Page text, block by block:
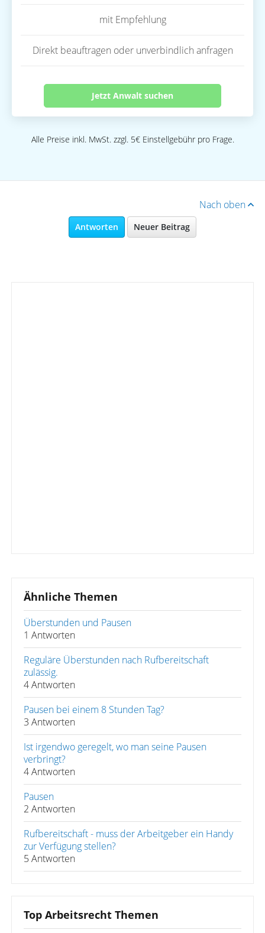
mit Empfehlung
Direkt beauftragen oder unverbindlich anfragen
Jetzt Anwalt suchen
Alle Preise inkl. MwSt. zzgl. 5€ Einstellgebühr pro Frage.
Nach oben
Antworten Neuer Beitrag
Ähnliche Themen
Überstunden und Pausen
1 Antworten
Reguläre Überstunden nach Rufbereitschaft
zulässig.
4 Antworten
Pausen bei einem 8 Stunden Tag?
3 Antworten
Ist irgendwo geregelt, wo man seine Pausen
verbringt?
4 Antworten
Pausen
2 Antworten
Rufbereitschaft - muss der Arbeitgeber ein Handy
zur Verfügung stellen?
5 Antworten
Top Arbeitsrecht Themen